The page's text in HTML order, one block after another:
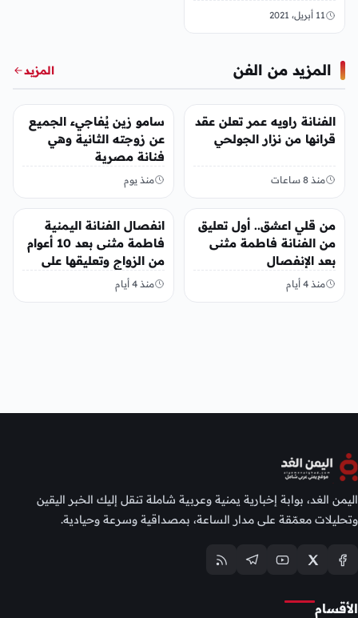
11 أبريل، 2021
المزيد من الفن المزيد
الفن
الفنانة راويه عمر تعلن عقد
قرانها من نزار الجولحي
منذ 8 ساعات
الفن
سامو زين يُفاجيء الجميع
عن زوجته الثانية وهي
فنانة مصرية
منذ يوم
من قلي اعشق.. أول تعليق
من الفنانة فاطمة مثنى
بعد الإنفصال
منذ 4 أيام
الفن
انفصال الفنانة اليمنية
فاطمة مثنى بعد 10 أعوام
من الزواج وتعليقها على
المنشور
منذ 4 أيام
اليمن الغد، بوابة إخبارية يمنية وعربية شاملة تنقل إليك الخبر اليقين
وتحليلات معمّقة على مدار الساعة، بمصداقية وسرعة وحيادية.
الأقسام